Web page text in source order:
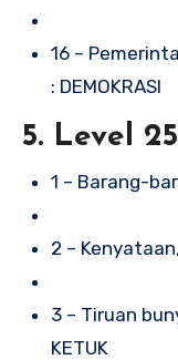
16 –
: DEMOKRASI
5. Level
1 – Barang-
2 –
3 – Tiruan
KETUK